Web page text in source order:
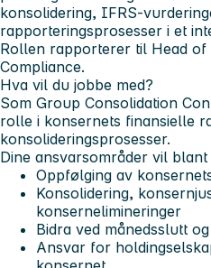
konsolidering, IFRS-
rapporteringsprosesser i et
Rollen rapporterer til Head of
Compliance.
Hva vil du jobbe med?
Som Group Consolidation
rolle i konsernets finansielle
konsolideringsprosesser.
Dine ansvarsområder vil
Oppfølging av
Konsolidering,
konsernelimineringer
Bidra ved månedsslutt
Ansvar for